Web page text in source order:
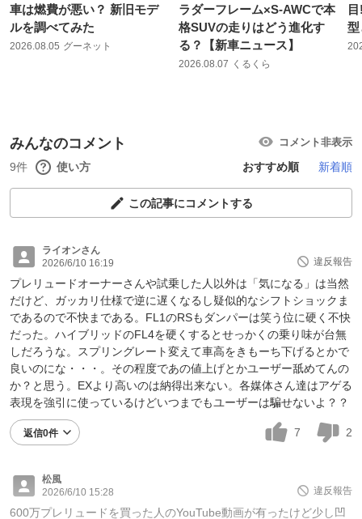
車は燃費が悪い？ 新旧モデ
ルを調べてみた
2026.08.05 グーネット
ラダーフレーム×S-AWCで本
格SUVの走りはどう進化す
る？【新車ニュース】
2026.08.07 くるくら
みんなのコメント コメント非表示
9件 使い方 おすすめ順 新着順
この記事にコメントする
ライオンさん
2026/6/10 16:19
違反報告
プレリュードオーナーさんや試乗した人以外は「気になる」は当然
だけど、ガッカリ仕様で逆に遅くなるし疑似的なシフトショックま
であるので不快まである。FL1のRSもダンパーは笑う位に硬く不快
だった。ハイブリッドのFL4を硬くするとせっかくの乗り味が台無
しだろうな。スプリングレート変えて車高をきもーち下げるとかで
良いのにな・・・。その程度であの値上げとかユーザー舐めてんの
か？と思う。EXより高いのは納得出来ない。各媒体さん達はアゲる
表現を強引に使っているけどいつまでもユーザーは騙せないよ？？
返信0件 7 2
松風
2026/6/10 15:28
違反報告
600万プレリュードを買った人のYouTube動画が有ったけど少し凹